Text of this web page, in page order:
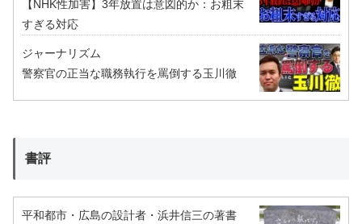
【NHK性加害】3年放置は意図的か：お粗末
すぎる対応
ジャーナリズム
警察官の正当な職務執行を罵倒する玉川徹
書評
平和都市・広島の設計者・浜井信三の著書